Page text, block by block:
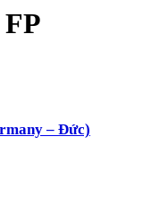
– Đức)